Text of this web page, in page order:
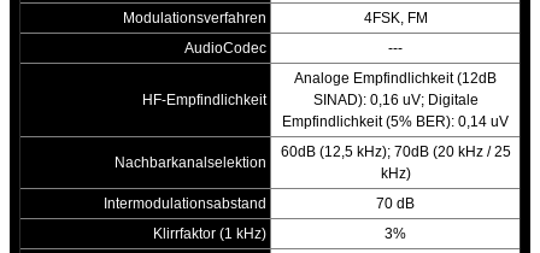
Modulationsverfahren
4FSK, FM
AudioCodec
---
HF-Empfindlichkeit
Analoge Empfindlichkeit (12dB
SINAD): 0,16 uV; Digitale
Empfindlichkeit (5% BER): 0,14 uV
Nachbarkanalselektion
60dB (12,5 kHz); 70dB (20 kHz / 25
kHz)
Intermodulationsabstand
70 dB
Klirrfaktor (1 kHz)
3%